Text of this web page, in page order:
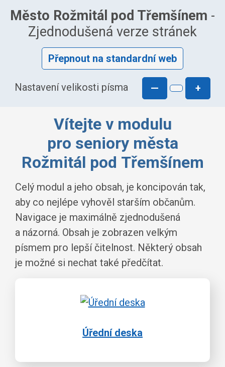
Město Rožmitál pod Třemšínem -
Zjednodušená verze stránek
Přepnout na standardní web
Nastavení velikosti písma — +
Vítejte v modulu
pro seniory města
Rožmitál pod Třemšínem
Celý modul a jeho obsah, je koncipován tak,
aby co nejlépe vyhověl starším občanům.
Navigace je maximálně zjednodušená
a názorná. Obsah je zobrazen velkým
písmem pro lepší čitelnost. Některý obsah
je možné si nechat také předčítat.
Úřední deska